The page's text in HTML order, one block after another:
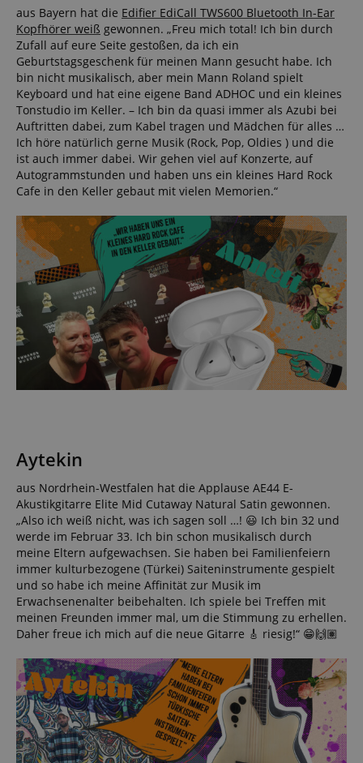
aus Bayern hat die Edifier EdiCall TWS600 Bluetooth In-Ear
Kopfhörer weiß gewonnen. „Freu mich total! Ich bin durch
Zufall auf eure Seite gestoßen, da ich ein
Geburtstagsgeschenk für meinen Mann gesucht habe. Ich
bin nicht musikalisch, aber mein Mann Roland spielt
Keyboard und hat eine eigene Band ADHOC und ein kleines
Tonstudio im Keller. – Ich bin da quasi immer als Azubi bei
Auftritten dabei, zum Kabel tragen und Mädchen für alles …
Ich höre natürlich gerne Musik (Rock, Pop, Oldies ) und die
ist auch immer dabei. Wir gehen viel auf Konzerte, auf
Autogrammstunden und haben uns ein kleines Hard Rock
Cafe in den Keller gebaut mit vielen Memorien.“
Aytekin
aus Nordrhein-Westfalen hat die Applause AE44 E-
Akustikgitarre Elite Mid Cutaway Natural Satin gewonnen.
„Also ich weiß nicht, was ich sagen soll …! 😃 Ich bin 32 und
werde im Februar 33. Ich bin schon musikalisch durch
meine Eltern aufgewachsen. Sie haben bei Familienfeiern
immer kulturbezogene (Türkei) Saiteninstrumente gespielt
und so habe ich meine Affinität zur Musik im
Erwachsenenalter beibehalten. Ich spiele bei Treffen mit
meinen Freunden immer mal, um die Stimmung zu erhellen.
Daher freue ich mich auf die neue Gitarre 🎸 riesig!“ 😁🙌🏽